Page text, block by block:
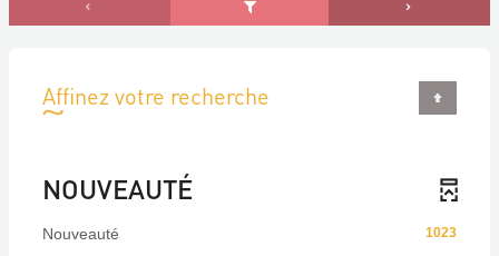
Affinez votre recherche
NOUVEAUTÉ
1023
Nouveauté